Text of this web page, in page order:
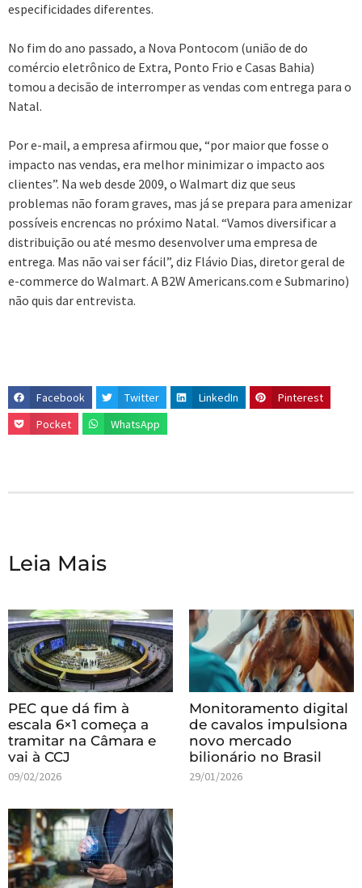
especificidades diferentes.
No fim do ano passado, a Nova Pontocom (união de do
comércio eletrônico de Extra, Ponto Frio e Casas Bahia)
tomou a decisão de interromper as vendas com entrega para o
Natal.
Por e-mail, a empresa afirmou que, “por maior que fosse o
impacto nas vendas, era melhor minimizar o impacto aos
clientes”. Na web desde 2009, o Walmart diz que seus
problemas não foram graves, mas já se prepara para amenizar
possíveis encrencas no próximo Natal. “Vamos diversificar a
distribuição ou até mesmo desenvolver uma empresa de
entrega. Mas não vai ser fácil”, diz Flávio Dias, diretor geral de
e-commerce do Walmart. A B2W Americans.com e Submarino)
não quis dar entrevista.
Facebook Twitter LinkedIn
Pinterest
Pocket
WhatsApp
Leia Mais
PEC que dá fim à
escala 6×1 começa a
tramitar na Câmara e
vai à CCJ
09/02/2026
Monitoramento digital
de cavalos impulsiona
novo mercado
bilionário no Brasil
29/01/2026